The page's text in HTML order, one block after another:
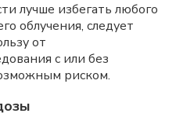
лучше избегать любого
облучения, следует
от
с или без
риском.